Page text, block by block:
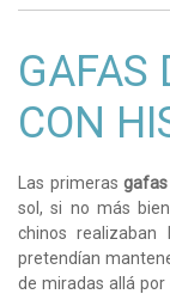
GAFAS
CON
Las primerasgafas
sol, si no más
chinos realizaban
pretendían
de miradas allá por